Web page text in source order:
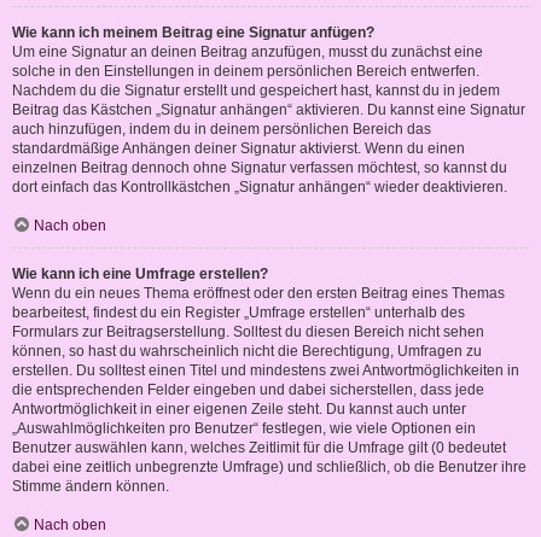
Wie kann ich meinem Beitrag eine Signatur anfügen?
Um eine Signatur an deinen Beitrag anzufügen, musst du zunächst eine
solche in den Einstellungen in deinem persönlichen Bereich entwerfen.
Nachdem du die Signatur erstellt und gespeichert hast, kannst du in jedem
Beitrag das Kästchen „Signatur anhängen“ aktivieren. Du kannst eine Signatur
auch hinzufügen, indem du in deinem persönlichen Bereich das
standardmäßige Anhängen deiner Signatur aktivierst. Wenn du einen
einzelnen Beitrag dennoch ohne Signatur verfassen möchtest, so kannst du
dort einfach das Kontrollkästchen „Signatur anhängen“ wieder deaktivieren.
Nach oben
Wie kann ich eine Umfrage erstellen?
Wenn du ein neues Thema eröffnest oder den ersten Beitrag eines Themas
bearbeitest, findest du ein Register „Umfrage erstellen“ unterhalb des
Formulars zur Beitragserstellung. Solltest du diesen Bereich nicht sehen
können, so hast du wahrscheinlich nicht die Berechtigung, Umfragen zu
erstellen. Du solltest einen Titel und mindestens zwei Antwortmöglichkeiten in
die entsprechenden Felder eingeben und dabei sicherstellen, dass jede
Antwortmöglichkeit in einer eigenen Zeile steht. Du kannst auch unter
„Auswahlmöglichkeiten pro Benutzer“ festlegen, wie viele Optionen ein
Benutzer auswählen kann, welches Zeitlimit für die Umfrage gilt (0 bedeutet
dabei eine zeitlich unbegrenzte Umfrage) und schließlich, ob die Benutzer ihre
Stimme ändern können.
Nach oben